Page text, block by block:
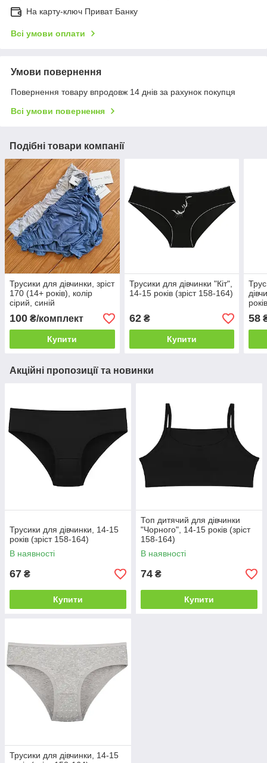
На карту-ключ Приват Банку
Всі умови оплати
Умови повернення
Повернення товару впродовж 14 днів за рахунок покупця
Всі умови повернення
Подібні товари компанії
Трусики для дівчинки, зріст
170 (14+ років), колір
сірий, синій
100 ₴/комплект
Купити
Трусики для дівчинки "Кіт",
14-15 років (зріст 158-164)
62₴
Купити
58
Акційні пропозиції та новинки
Трусики для дівчинки, 14-15
років (зріст 158-164)
В наявності
67 ₴
Купити
Топ дитячий для дівчинки
"Чорного", 14-15 років (зріст
158-164)
В наявності
74 ₴
Купити
Трусики для дівчинки, 14-15